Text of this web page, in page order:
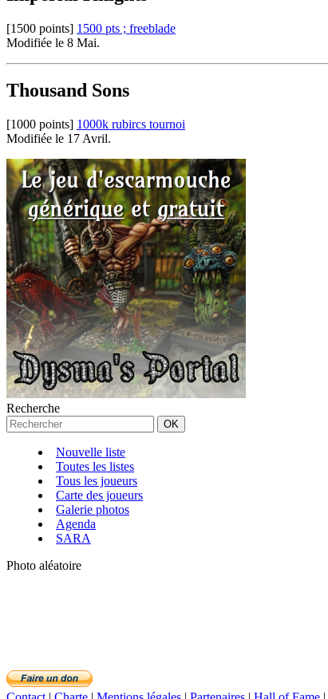
[1500 points] 1500 pts ; freeblade
Modifiée le 8 Mai.
Thousand Sons
[1000 points] 1000k rubircs tournoi
Modifiée le 17 Avril.
Recherche
Nouvelle liste
Toutes les listes
Tous les joueurs
Carte des joueurs
Galerie photos
Agenda
SARA
Photo aléatoire